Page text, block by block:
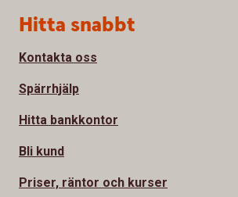
Sidfot
Hitta snabbt
Kontakta oss
Spärrhjälp
Hitta bankkontor
Bli kund
Priser, räntor och kurser